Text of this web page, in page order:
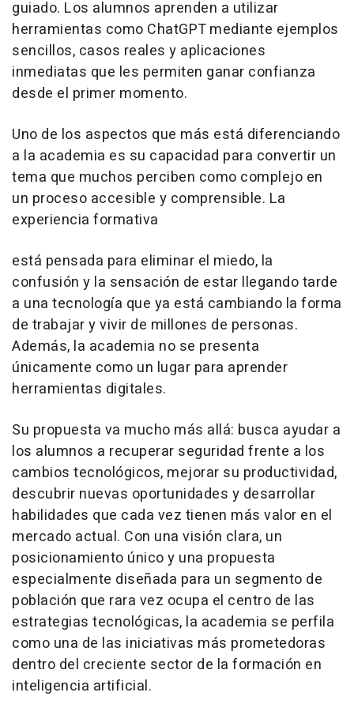
guiado. Los alumnos aprenden a utilizar
herramientas como ChatGPT mediante ejemplos
sencillos, casos reales y aplicaciones
inmediatas que les permiten ganar confianza
desde el primer momento.
Uno de los aspectos que más está diferenciando
a la academia es su capacidad para convertir un
tema que muchos perciben como complejo en
un proceso accesible y comprensible. La
experiencia formativa
está pensada para eliminar el miedo, la
confusión y la sensación de estar llegando tarde
a una tecnología que ya está cambiando la forma
de trabajar y vivir de millones de personas.
Además, la academia no se presenta
únicamente como un lugar para aprender
herramientas digitales.
Su propuesta va mucho más allá: busca ayudar a
los alumnos a recuperar seguridad frente a los
cambios tecnológicos, mejorar su productividad,
descubrir nuevas oportunidades y desarrollar
habilidades que cada vez tienen más valor en el
mercado actual. Con una visión clara, un
posicionamiento único y una propuesta
especialmente diseñada para un segmento de
población que rara vez ocupa el centro de las
estrategias tecnológicas, la academia se perfila
como una de las iniciativas más prometedoras
dentro del creciente sector de la formación en
inteligencia artificial.